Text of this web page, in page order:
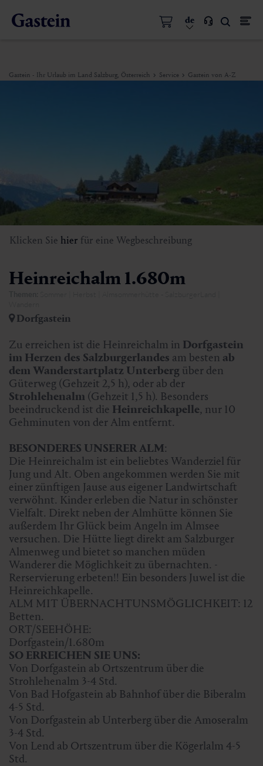
de
Gastein - Ihr Urlaub im Land Salzburg, Österreich Service Gastein von A-Z
Klicken Sie hier für eine Wegbeschreibung
Heinreichalm 1.680m
Dorfgastein
Zu erreichen ist die Heinreichalm in Dorfgastein
im Herzen des Salzburgerlandes am besten ab
dem Wanderstartplatz Unterberg über den
Güterweg (Gehzeit 2,5 h), oder ab der
Strohlehenalm (Gehzeit 1,5 h). Besonders
beeindruckend ist die Heinreichkapelle, nur 10
Gehminuten von der Alm entfernt.
BESONDERES UNSERER ALM:
Die Heinreichalm ist ein beliebtes Wanderziel für
Jung und Alt. Oben angekommen werden Sie mit
einer zünftigen Jause aus eigener Landwirtschaft
verwöhnt. Kinder erleben die Natur in schönster
Vielfalt. Direkt neben der Almhütte können Sie
außerdem Ihr Glück beim Angeln im Almsee
versuchen. Die Hütte liegt direkt am Salzburger
Almenweg und bietet so manchen müden
Wanderer die Möglichkeit zu übernachten. -
Rerservierung erbeten!! Ein besonders Juwel ist die
Heinreichkapelle.
ALM MIT ÜBERNACHTUNSMÖGLICHKEIT: 12
Betten.
ORT/SEEHÖHE:
Dorfgastein/1.680m
SO ERREICHEN SIE UNS:
Von Dorfgastein ab Ortszentrum über die
Strohlehenalm 3-4 Std.
Von Bad Hofgastein ab Bahnhof über die Biberalm
4-5 Std.
Von Dorfgastein ab Unterberg über die Amoseralm
3-4 Std.
Von Lend ab Ortszentrum über die Kögerlalm 4-5
Std.